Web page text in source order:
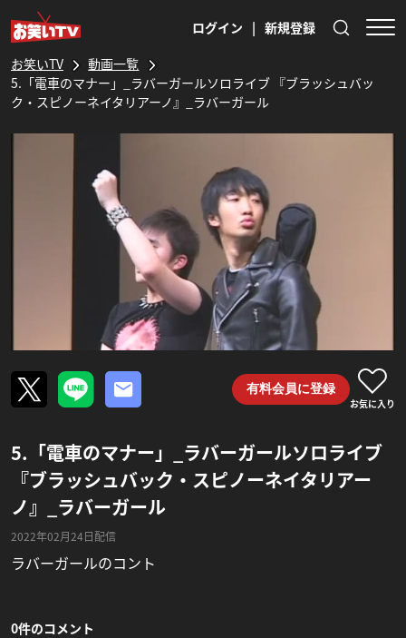
ログイン | 新規登録
お笑いTV
動画一覧
5.「電車のマナー」_ラバーガールソロライブ 『ブラッシュバッ
ク・スピノーネイタリアーノ』_ラバーガール
有料会員に登録
お気に入り
5.「電車のマナー」_ラバーガールソロライブ
『ブラッシュバック・スピノーネイタリアー
ノ』_ラバーガール
2022年02月24日配信
ラバーガールのコント
0件のコメント